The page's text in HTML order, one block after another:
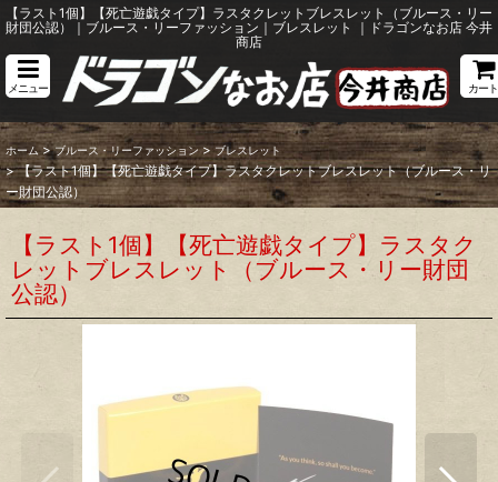
【ラスト1個】【死亡遊戯タイプ】ラスタクレットブレスレット（ブルース・リー
財団公認）｜ブルース・リーファッション｜ブレスレット ｜ドラゴンなお店 今井
商店
メニュー カート
ホーム > ブルース・リーファッション > ブレスレット
> 【ラスト1個】【死亡遊戯タイプ】ラスタクレットブレスレット（ブルース・リ
ー財団公認）
【ラスト1個】【死亡遊戯タイプ】ラスタク
レットブレスレット（ブルース・リー財団
公認）